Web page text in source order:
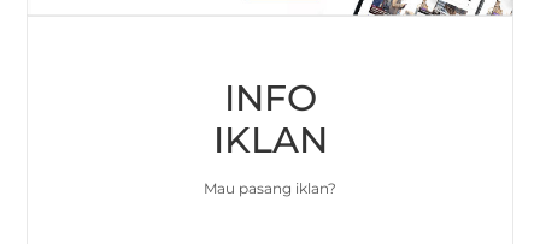
INFO
IKLAN
Mau pasang iklan?